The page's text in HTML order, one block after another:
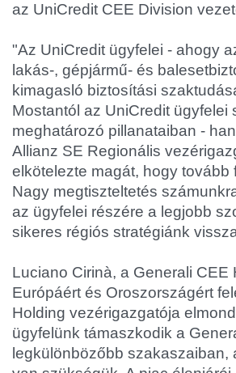
az UniCredit CEE Division
"Az UniCredit ügyfelei - ahogy
lakás-, gépjármű- és
kimagasló biztosítási
Mostantól az UniCredit
meghatározó pillanataiban -
Allianz SE Regionális
elkötelezte magát, hogy
Nagy megtiszteltetés
az ügyfelei részére a legjobb
sikeres régiós stratégiánk
Luciano Cirinà, a Generali
Európáért és Oroszországért
Holding vezérigazgatója
ügyfelünk támaszkodik a
legkülönbözőbb